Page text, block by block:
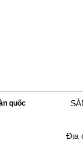
quốc
Địa